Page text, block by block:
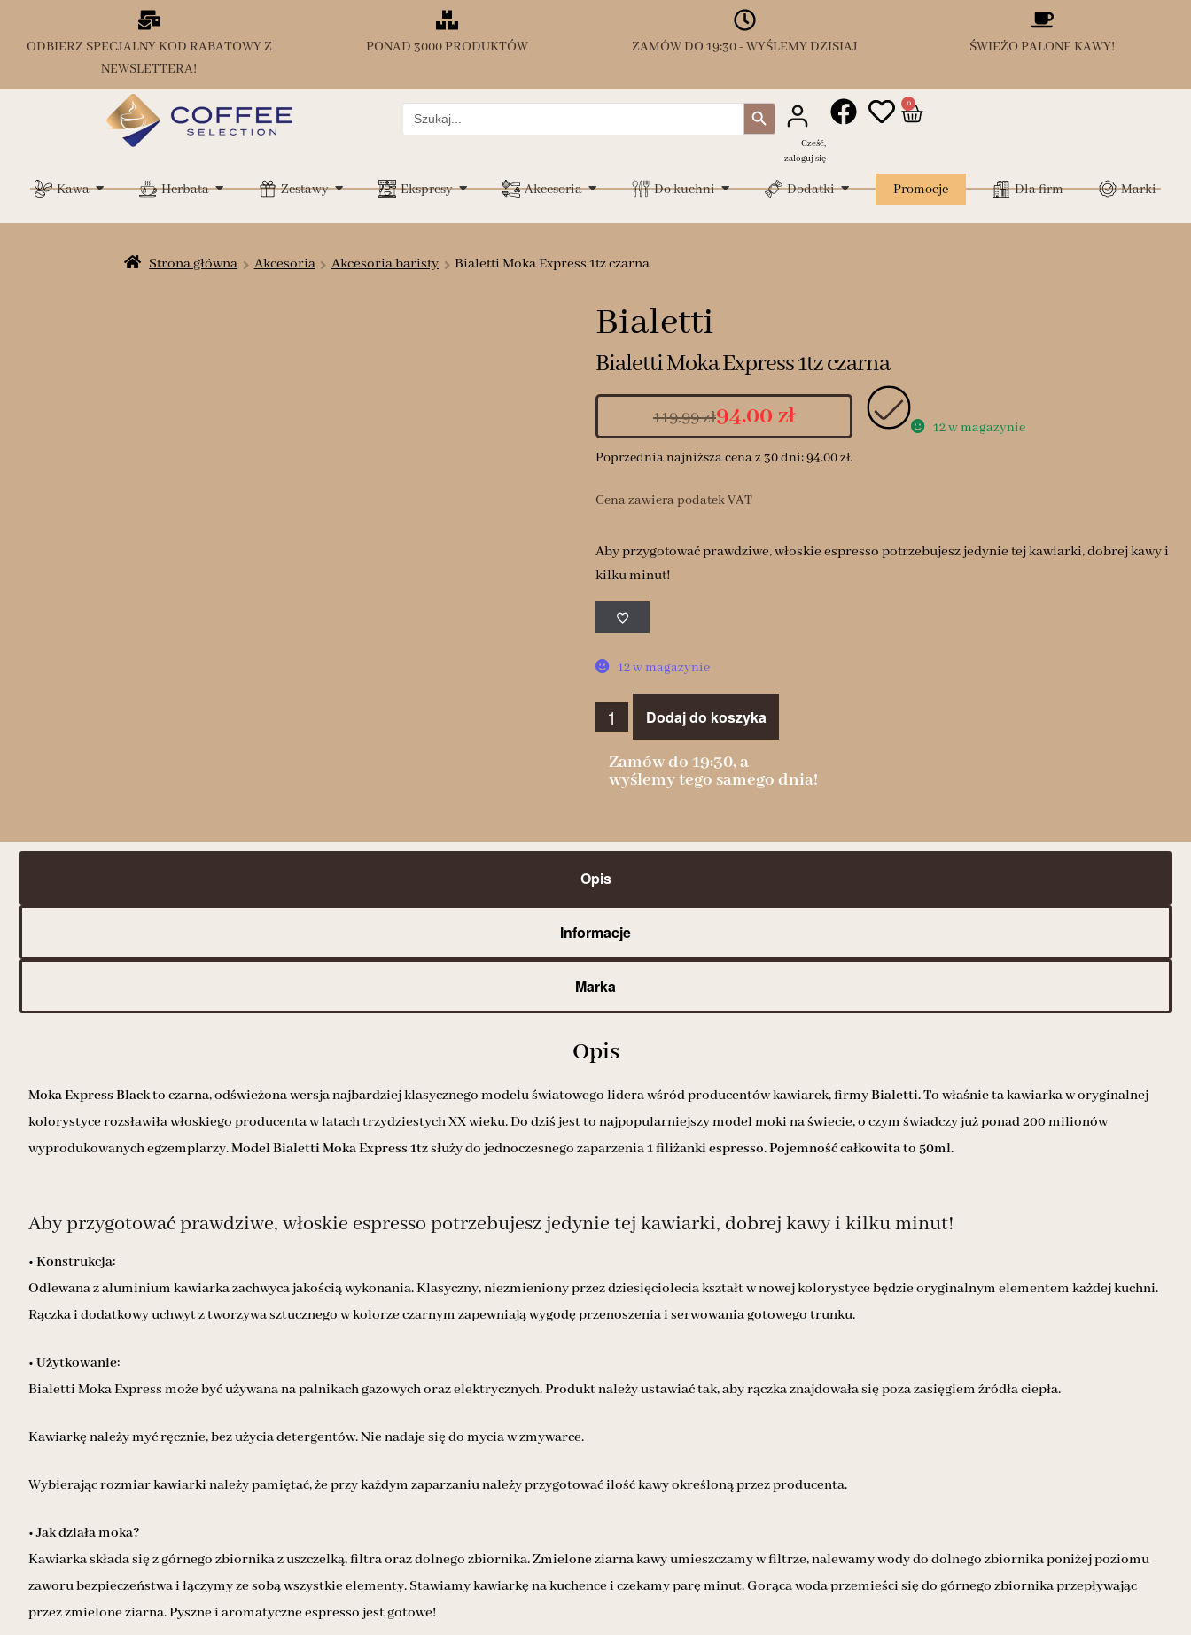
ODBIERZ SPECJALNY KOD RABATOWY Z
NEWSLETTERA!
PONAD 3000 PRODUKTÓW ZAMÓW DO 19:30 - WYŚLEMY DZISIAJ ŚWIEŻO PALONE KAWY!
Search
for:
Search Button
Cześć,
zaloguj się
0
Kawa Herbata Zestawy Ekspresy Akcesoria Do kuchni Dodatki Promocje Dla firm Marki
Strona główna Akcesoria Akcesoria baristy Bialetti Moka Express 1tz czarna
Bialetti
Bialetti Moka Express 1tz czarna
119.99zł94.00 zł
Poprzednia najniższa cena z 30 dni:94.00zł.
12 w magazynie
Cena zawiera podatek VAT
Aby przygotować prawdziwe, włoskie espresso potrzebujesz jedynie tej kawiarki, dobrej kawy i
kilku minut!
12 w magazynie
Dodaj do koszyka
Zamów do 19:30, a
wyślemy tego samego dnia!
Opis
Informacje
Marka
Opis
Moka Express Blackto czarna, odświeżona wersja najbardziej klasycznego modelu światowego lidera wśród producentów kawiarek, firmyBialetti.To właśnie ta kawiarka w oryginalnej
kolorystyce rozsławiła włoskiego producenta w latach trzydziestych XX wieku. Do dziś jest to najpopularniejszy model moki na świecie, o czym świadczy już ponad 200 milionów
wyprodukowanych egzemplarzy.Model Bialetti Moka Express 1tzsłuży do jednoczesnego zaparzenia1 filiżanki espresso.Pojemność całkowita to 50ml.
Aby przygotować prawdziwe, włoskie espresso potrzebujesz jedynie tej kawiarki, dobrej kawy i kilku minut!
• Konstrukcja:
Odlewana z aluminium kawiarka zachwyca jakością wykonania. Klasyczny, niezmieniony przez dziesięciolecia kształt w nowej kolorystyce będzie oryginalnym elementem każdej kuchni.
Rączka i dodatkowy uchwyt z tworzywa sztucznego w kolorze czarnym zapewniają wygodę przenoszenia i serwowania gotowego trunku.
• Użytkowanie:
Bialetti Moka Express może być używana na palnikach gazowych oraz elektrycznych. Produkt należy ustawiać tak, aby rączka znajdowała się poza zasięgiem źródła ciepła.
Kawiarkę należy myć ręcznie, bez użycia detergentów. Nie nadaje się do mycia w zmywarce.
Wybierając rozmiar kawiarki należy pamiętać, że przy każdym zaparzaniu należy przygotować ilość kawy określoną przez producenta.
• Jak działa moka?
Kawiarka składa się z górnego zbiornika z uszczelką, filtra oraz dolnego zbiornika. Zmielone ziarna kawy umieszczamy w filtrze, nalewamy wody do dolnego zbiornika poniżej poziomu
zaworu bezpieczeństwa i łączymy ze sobą wszystkie elementy. Stawiamy kawiarkę na kuchence i czekamy parę minut. Gorąca woda przemieści się do górnego zbiornika przepływając
przez zmielone ziarna. Pyszne i aromatyczne espresso jest gotowe!